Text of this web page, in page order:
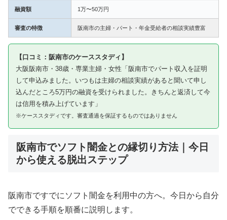
融資額 1万〜50万円
審査の特徴 阪南市の主婦・パート・年金受給者の相談実績豊富
【口コミ：阪南市のケーススタディ】
大阪阪南市・38歳・専業主婦・女性「阪南市でパート収入を証明
して申込みました。いつもは主婦の相談実績があると聞いて申し
込んだところ5万円の融資を受けられました。きちんと返済して今
は信用を積み上げています」
※ケーススタディです。審査通過を保証するものではありません
阪南市でソフト闇金との縁切り方法｜今日
から使える脱出ステップ
阪南市ですでにソフト闇金を利用中の方へ。今日から自分
でできる手順を順番に説明します。